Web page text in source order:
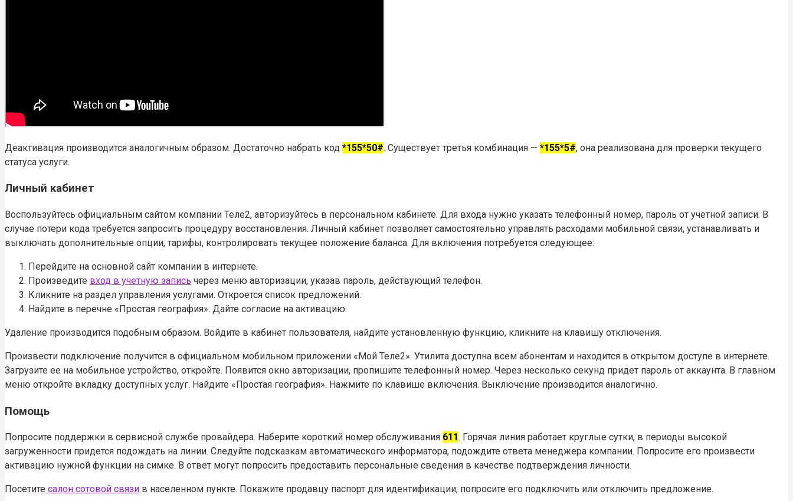
Деактивация производится аналогичным образом. Достаточно набрать код *155*50#. Существует третья комбинация — *155*5#, она реализована для проверки текущего
статуса услуги.
Личный кабинет
Воспользуйтесь официальным сайтом компании Теле2, авторизуйтесь в персональном кабинете. Для входа нужно указать телефонный номер, пароль от учетной записи. В
случае потери кода требуется запросить процедуру восстановления. Личный кабинет позволяет самостоятельно управлять расходами мобильной связи, устанавливать и
выключать дополнительные опции, тарифы, контролировать текущее положение баланса. Для включения потребуется следующее:
Перейдите на основной сайт компании в интернете.
Произведите вход в учетную запись через меню авторизации, указав пароль, действующий телефон.
Кликните на раздел управления услугами. Откроется список предложений.
Найдите в перечне «Простая география». Дайте согласие на активацию.
Удаление производится подобным образом. Войдите в кабинет пользователя, найдите установленную функцию, кликните на клавишу отключения.
Произвести подключение получится в официальном мобильном приложении «Мой Теле2». Утилита доступна всем абонентам и находится в открытом доступе в интернете.
Загрузите ее на мобильное устройство, откройте. Появится окно авторизации, пропишите телефонный номер. Через несколько секунд придет пароль от аккаунта. В главном
меню откройте вкладку доступных услуг. Найдите «Простая география». Нажмите по клавише включения. Выключение производится аналогично.
Помощь
Попросите поддержки в сервисной службе провайдера. Наберите короткий номер обслуживания 611. Горячая линия работает круглые сутки, в периоды высокой
загруженности придется подождать на линии. Следуйте подсказкам автоматического информатора, подождите ответа менеджера компании. Попросите его произвести
активацию нужной функции на симке. В ответ могут попросить предоставить персональные сведения в качестве подтверждения личности.
Посетите салон сотовой связи в населенном пункте. Покажите продавцу паспорт для идентификации, попросите его подключить или отключить предложение.